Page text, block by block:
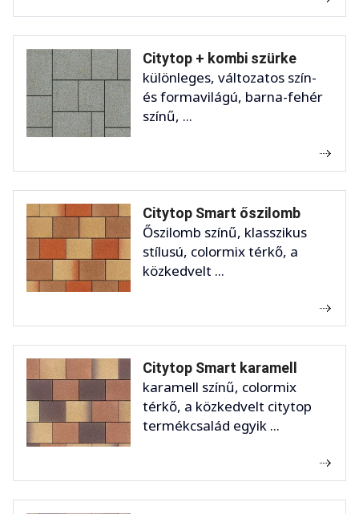
Citytop + kombi szürke
különleges, változatos szín-
és formavilágú, barna-fehér
színű, ...
Citytop Smart őszilomb
Őszilomb színű, klasszikus
stílusú, colormix térkő, a
közkedvelt ...
Citytop Smart karamell
karamell színű, colormix
térkő, a közkedvelt citytop
termékcsalád egyik ...